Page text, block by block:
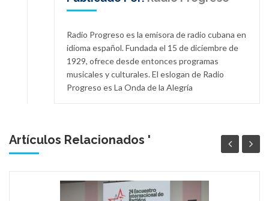
Radio Progreso es la emisora de radio cubana en
idioma español. Fundada el 15 de diciembre de
1929, ofrece desde entonces programas
musicales y culturales. El eslogan de Radio
Progreso es La Onda de la Alegría
Artículos Relacionados '